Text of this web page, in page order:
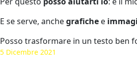
E se serve, anchegrafiche e
Posso trasformare in un testo ben
5 Dicembre 2021